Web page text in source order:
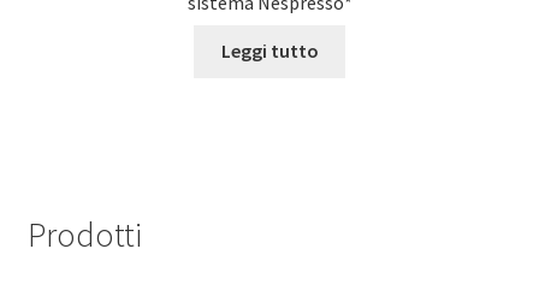
Leggi tutto
Prodotti